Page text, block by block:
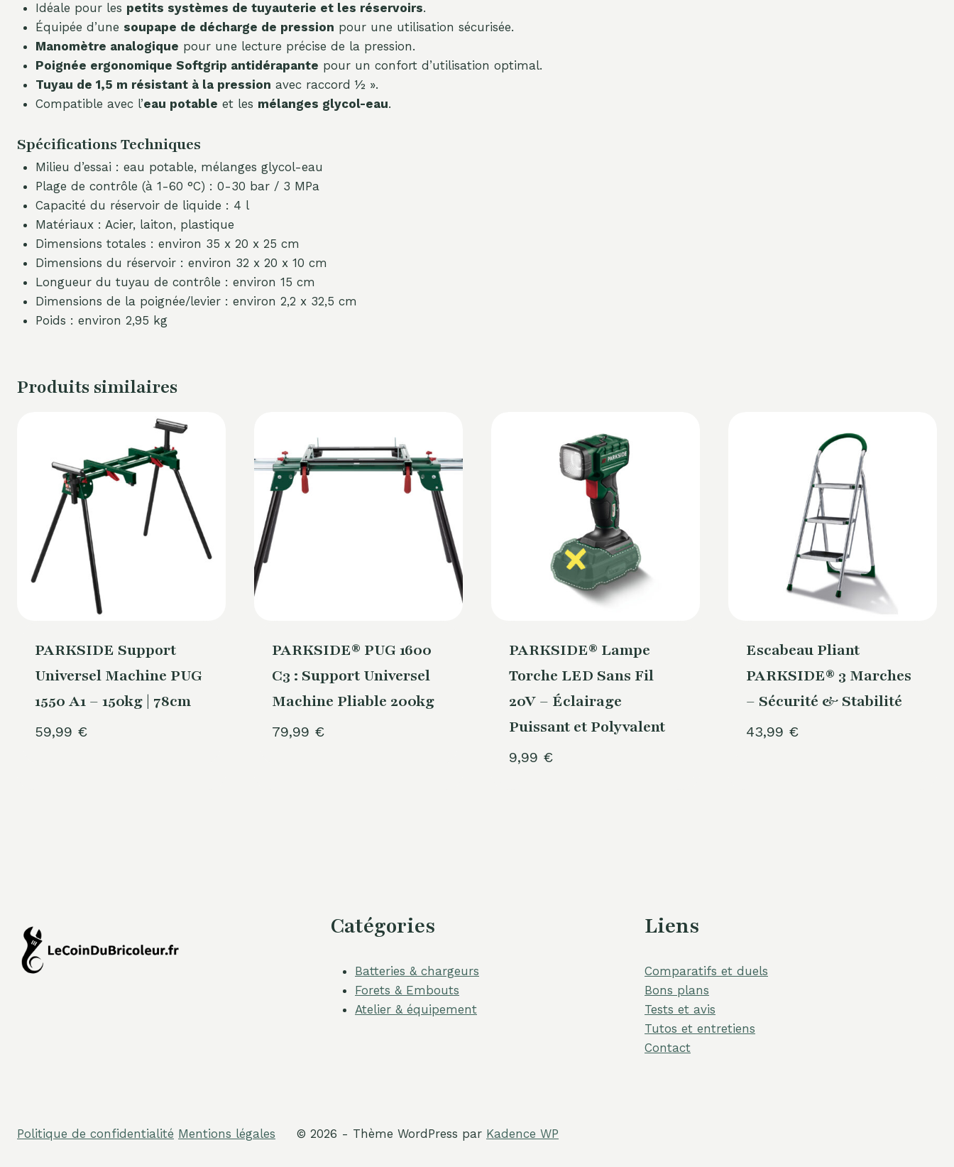
Idéale pour les petits systèmes de tuyauterie et les réservoirs.
Équipée d’une soupape de décharge de pression pour une utilisation sécurisée.
Manomètre analogique pour une lecture précise de la pression.
Poignée ergonomique Softgrip antidérapante pour un confort d’utilisation optimal.
Tuyau de 1,5 m résistant à la pression avec raccord ½ ».
Compatible avec l’eau potable et les mélanges glycol-eau.
Spécifications Techniques
Milieu d’essai : eau potable, mélanges glycol-eau
Plage de contrôle (à 1-60 °C) : 0-30 bar / 3 MPa
Capacité du réservoir de liquide : 4 l
Matériaux : Acier, laiton, plastique
Dimensions totales : environ 35 x 20 x 25 cm
Dimensions du réservoir : environ 32 x 20 x 10 cm
Longueur du tuyau de contrôle : environ 15 cm
Dimensions de la poignée/levier : environ 2,2 x 32,5 cm
Poids : environ 2,95 kg
Produits similaires
PARKSIDE Support
Universel Machine PUG
1550 A1 – 150kg | 78cm
59,99 €
PARKSIDE® PUG 1600
C3 : Support Universel
Machine Pliable 200kg
79,99 €
PARKSIDE® Lampe
Torche LED Sans Fil
20V – Éclairage
Puissant et Polyvalent
9,99 €
Escabeau Pliant
PARKSIDE® 3 Marches
– Sécurité & Stabilité
43,99 €
Catégories
Batteries & chargeurs
Forets & Embouts
Atelier & équipement
Liens
Comparatifs et duels
Bons plans
Tests et avis
Tutos et entretiens
Contact
Politique de confidentialité Mentions légales © 2026 - Thème WordPress par Kadence WP